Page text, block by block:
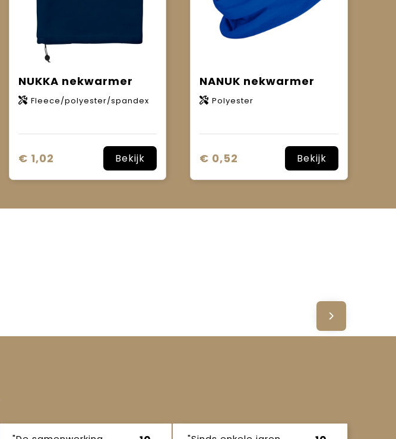
NUKKA nekwarmer
Fleece/polyester/spandex
€ 1,02 Bekijk
NANUK nekwarmer
Polyester
€ 0,52 Bekijk